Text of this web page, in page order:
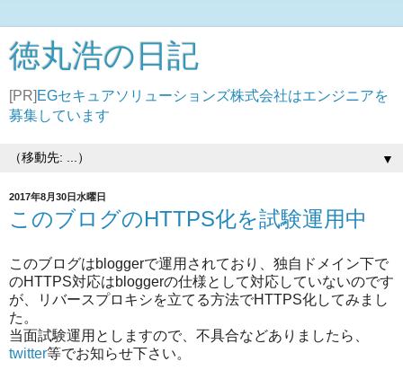
徳丸浩の日記
[PR] EGセキュアソリューションズ株式会社はエンジニアを
募集しています
▼
2017年8月30日水曜日
このブログのHTTPS化を試験運用中
このブログはbloggerで運用されており、独自ドメイン下で
のHTTPS対応はbloggerの仕様として対応していないのです
が、リバースプロキシを立てる方法でHTTPS化してみまし
た。
当面試験運用としますので、不具合などありましたら、
twitter等でお知らせ下さい。